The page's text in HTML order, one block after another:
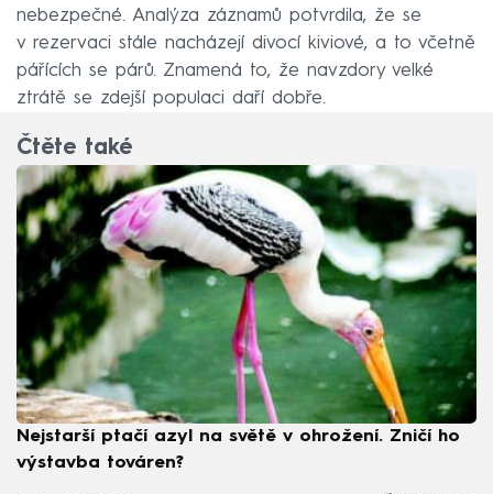
nebezpečné. Analýza záznamů potvrdila, že se
v rezervaci stále nacházejí divocí kiviové, a to včetně
pářících se párů. Znamená to, že navzdory velké
ztrátě se zdejší populaci daří dobře.
Čtěte také
Nejstarší ptačí azyl na světě v ohrožení. Zničí ho
výstavba továren?